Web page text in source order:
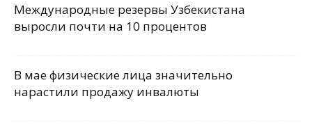
Международные резервы Узбекистана
выросли почти на 10 процентов
В мае физические лица значительно
нарастили продажу инвалюты